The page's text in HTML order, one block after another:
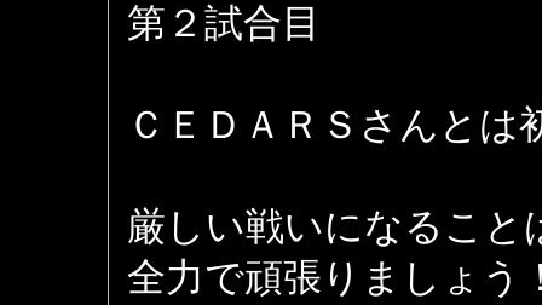
第２試合目
ＣＥＤＡＲＳさんとは
厳しい戦いになるこ
全力で頑張りましょう